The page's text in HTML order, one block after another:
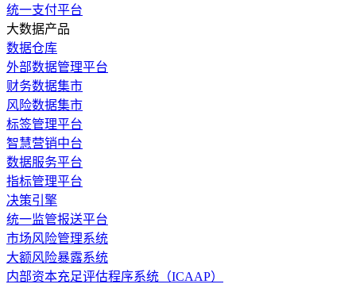
统一支付平台
大数据产品
数据仓库
外部数据管理平台
财务数据集市
风险数据集市
标签管理平台
智慧营销中台
数据服务平台
指标管理平台
决策引擎
统一监管报送平台
市场风险管理系统
大额风险暴露系统
内部资本充足评估程序系统（ICAAP）